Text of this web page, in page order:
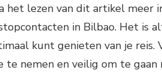
het lezen van dit artikel meer
in Bilbao. Het is
kunt genieten van je reis.
te nemen en veilig om te